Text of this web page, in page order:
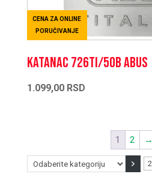
CENA ZA ONLINE
PORUČIVANJE
KATANAC 726TI/50B ABUS
1.099,00 RSD
1 2 →
Odaberite